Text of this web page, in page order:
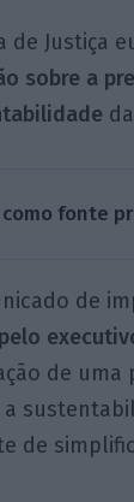
de Justiça
sobre a
como fonte
de
de
de